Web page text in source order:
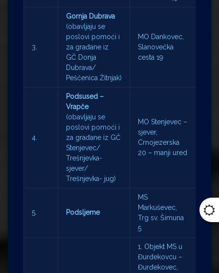
3.
Gornja Dubrava
(obavljaju se
poslovi pomoći i
za građane iz
GČ Donja
Dubrava/
Peščenica Žitnjak)
MO Dankovec,
Slanovečka
cesta 19
4.
Podsused –
Vrapče
(obavljaju se
poslovi pomoći i
za građane iz GČ
Stenjevec/
Trešnjevka-
sjever/
Trešnjevka- jug)
MO Stenjevec –
sjever,
Crnojezerska
20 – manji ured
5. Podsljeme
MS
Markuševec,
Trg sv. Šimuna
5
1. Objekt MS u
Đurđekovcu –
Đurđekovec,